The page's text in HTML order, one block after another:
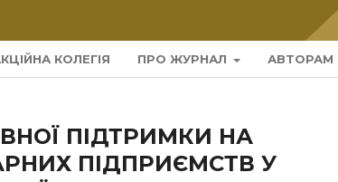
КОЛЕГІЯ ПРО ЖУРНАЛ АВТОРАМ
ПІДТРИМКИ НА
ПІДПРИЄМСТВ У